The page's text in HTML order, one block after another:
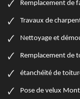
Remplacement de
Travaux de
Nettoyage et
Remplacement de
étanchéité de
Pose de velux